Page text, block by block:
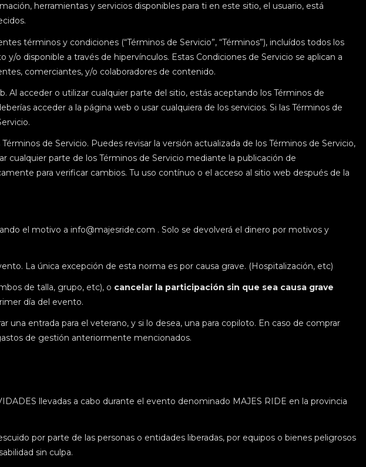
herramientas y servicios disponibles para ti en este sitio, el usuario, está
términos y condiciones (“Términos de Servicio”, “Términos”), incluídos todos los
o disponible a través de hipervínculos. Estas Condiciones de Servicio se aplican a
comerciantes, y/o colaboradores de contenido.
acceder o utilizar cualquier parte del sitio, estás aceptando los Términos de
acceder a la página web o usar cualquiera de los servicios. Si las Términos de
de Servicio. Puedes revisar la versión actualizada de los Términos de Servicio,
parte de los Términos de Servicio mediante la publicación de
para verificar cambios. Tu uso contínuo o el acceso al sitio web después de la
el motivo a info@majesride.com . Solo se devolverá el dinero por motivos y
La única excepción de esta norma es por causa grave. (Hospitalización, etc)
de talla, grupo, etc), o cancelar la participación sin que sea causa grave
día del evento.
entrada para el veterano, y si lo desea, una para copiloto. En caso de comprar
de gestión anteriormente mencionados.
llevadas a cabo durante el evento denominado MAJES RIDE en la provincia
por parte de las personas o entidades liberadas, por equipos o bienes peligrosos
sin culpa.